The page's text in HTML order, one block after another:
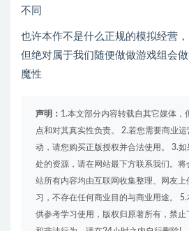
不同
也许本作不是什么正规的模拟经营，
但绝对属于我们随便做做游戏组会
魔性
声明： 1.本文部分内容转载自其它媒体，
点和对其真实性负责。 2.若您需要商业
动，请您购买正版授权并合法使用。 3.
处的资源，请在网站最下方联系我们。
站所有内容均由互联网收集整理、网友
习，不存在任何商业目的与商业用途。
供参考学习使用，版权归原著所有，禁止